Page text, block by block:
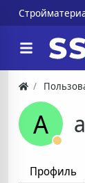
A
Профиль